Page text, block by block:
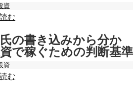
資
む
の書き込みから分か
で稼ぐための判断基準
資
む